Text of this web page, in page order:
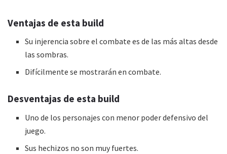
Ventajas de esta build
Su injerencia sobre el combate es de las más altas desde
las sombras.
Difícilmente se mostrarán en combate.
Desventajas de esta build
Uno de los personajes con menor poder defensivo del
juego.
Sus hechizos no son muy fuertes.